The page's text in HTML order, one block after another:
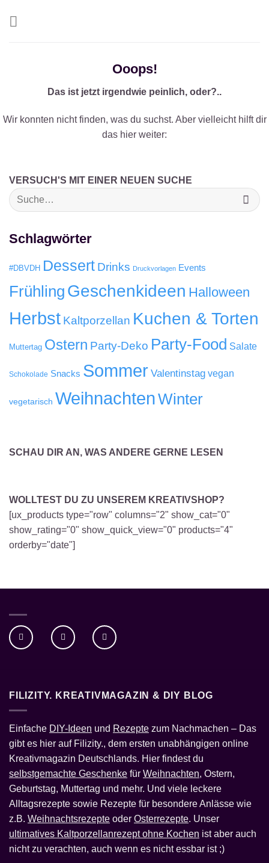
Ooops!
Das ist jetzt irgendwie peinlich, oder?..
Wir konnten nicht finden, was du suchst. Aber vielleicht hilft dir
das hier weiter:
VERSUCH'S MIT EINER NEUEN SUCHE
Schlagwörter
#DBVDH Dessert Drinks Druckvorlagen Events
Frühling Geschenkideen Halloween
Herbst Kaltporzellan Kuchen & Torten
Muttertag Ostern Party-Deko Party-Food Salate
Schokolade Snacks Sommer Valentinstag vegan
vegetarisch WeihnachtenWinter
SCHAU DIR AN, WAS ANDERE GERNE LESEN
WOLLTEST DU ZU UNSEREM KREATIVSHOP?
[ux_products type="row" columns="2" show_cat="0"
show_rating="0" show_quick_view="0" products="4"
orderby="date"]
FILIZITY. KREATIVMAGAZIN & DIY BLOG
Einfache DIY-Ideen und Rezepte zum Nachmachen – Das
gibt es hier auf Filizity., dem ersten unabhängigen online
Kreativmagazin Deutschlands. Hier findest du
selbstgemachte Geschenke für Weihnachten, Ostern,
Geburtstag, Muttertag und mehr. Und viele leckere
Alltagsrezepte sowie Rezepte für besondere Anlässe wie
z.B. Weihnachtsrezepte oder Osterrezepte. Unser
ultimatives Kaltporzellanrezept ohne Kochen ist aber auch
nicht zu verachten, auch wenn es nicht essbar ist ;)